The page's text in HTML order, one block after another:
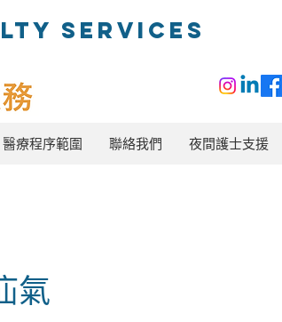
SERVICES
醫療程序範圍 聯絡我們 夜間護士支援
氣